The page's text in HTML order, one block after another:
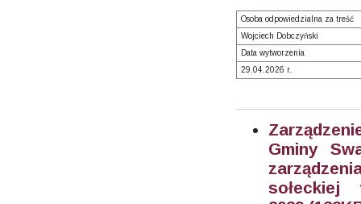
Osoba odpowiedzialna za treść
Wojciech Dobczyński
Data wytworzenia
29.04.2026 r.
Gminy